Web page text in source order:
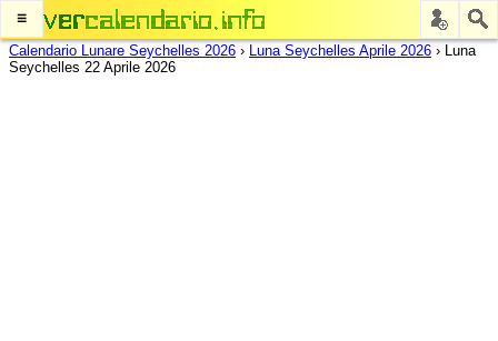
≡
Calendario Lunare Seychelles 2026 › Luna Seychelles Aprile 2026 › Luna
Seychelles 22 Aprile 2026